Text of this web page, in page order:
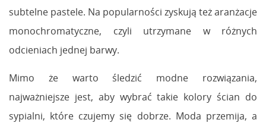
subtelne pastele. Na popularności zyskują też aranżacje
monochromatyczne, czyli utrzymane w różnych
odcieniach jednej barwy.
Mimo że warto śledzić modne rozwiązania,
najważniejsze jest, aby wybrać takie kolory ścian do
sypialni, które czujemy się dobrze. Moda przemija, a